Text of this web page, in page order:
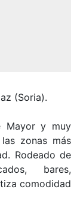
(Soria).
Mayor y muy
zonas más
Rodeado de
bares,
comodidad